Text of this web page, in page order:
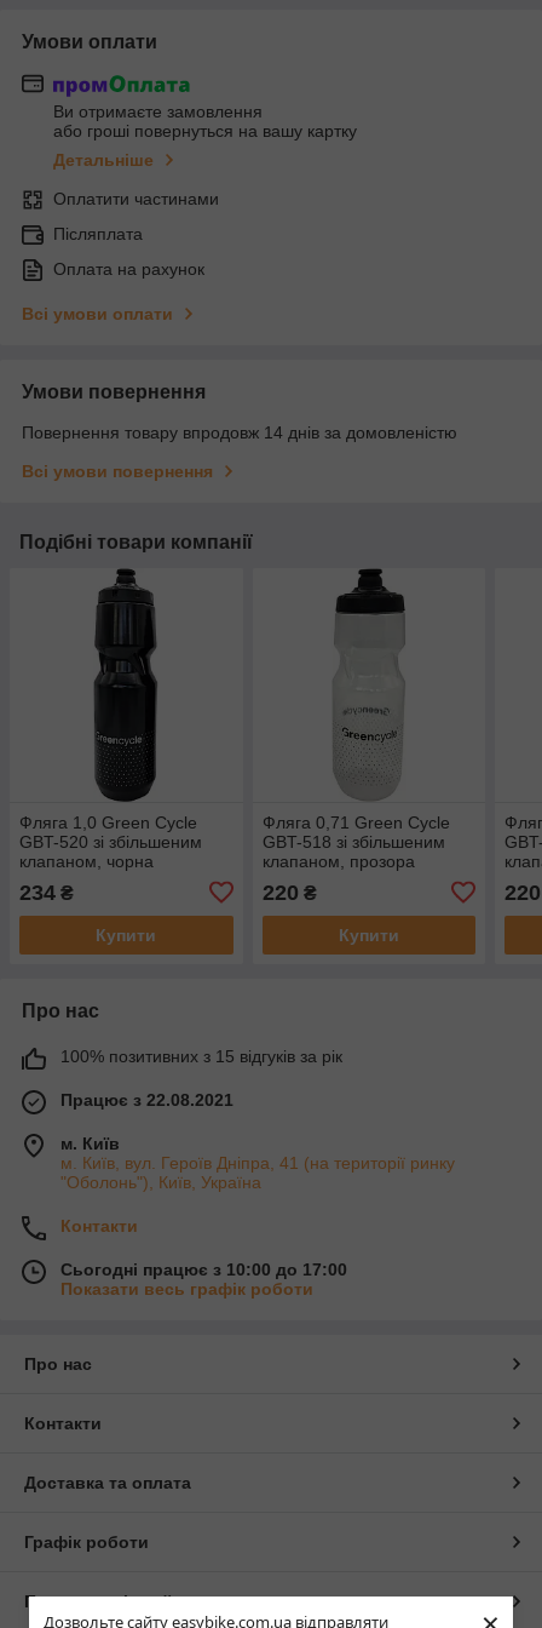
Дозвольте сайту easybike.com.ua відправляти
Умови оплати
Ви отримаєте замовлення
або гроші повернуться на вашу картку
Детальніше
Оплатити частинами
Післяплата
Оплата на рахунок
Всі умови оплати
Умови повернення
Повернення товару впродовж 14 днів за домовленістю
Всі умови повернення
Подібні товари компанії
Фляга 1,0 Green Cycle
GBT-520 зі збільшеним
клапаном, чорна
234 ₴
Купити
Фляга 0,71 Green Cycle
GBT-518 зі збільшеним
клапаном, прозора
220 ₴
Купити
220
Про нас
100% позитивних з 15 відгуків за рік
Працює з 22.08.2021
м. Київ
м. Київ, вул. Героїв Дніпра, 41 (на території ринку
"Оболонь"), Київ, Україна
Контакти
Сьогодні працює з 10:00 до 17:00
Показати весь графік роботи
Про нас
Контакти
Доставка та оплата
Графік роботи
Повна версія сайту